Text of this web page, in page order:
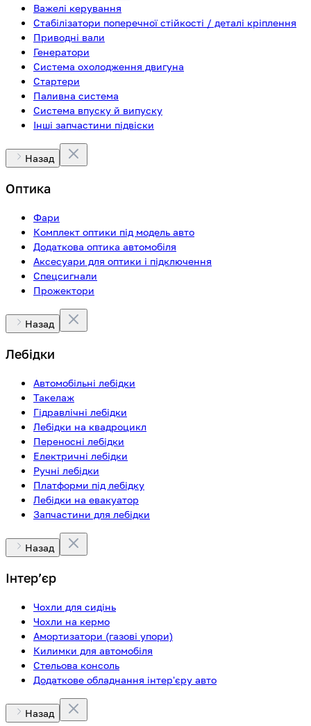
Важелі керування
Стабілізатори поперечної стійкості / деталі кріплення
Приводні вали
Генератори
Система охолодження двигуна
Стартери
Паливна система
Система впуску й випуску
Інші запчастини підвіски
Назад
Оптика
Фари
Комплект оптики під модель авто
Додаткова оптика автомобіля
Аксесуари для оптики і підключення
Спецсигнали
Прожектори
Назад
Лебідки
Автомобільні лебідки
Такелаж
Гідравлічні лебідки
Лебідки на квадроцикл
Переносні лебідки
Електричні лебідки
Ручні лебідки
Платформи під лебідку
Лебідки на евакуатор
Запчастини для лебідки
Назад
Інтерʼєр
Чохли для сидінь
Чохли на кермо
Амортизатори (газові упори)
Килимки для автомобіля
Стельова консоль
Додаткове обладнання інтер'єру авто
Назад